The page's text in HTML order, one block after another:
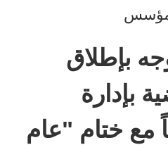
بإطلاق
بإدارة
مع ختام "عام